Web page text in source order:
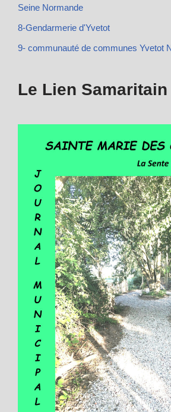
Seine Normande
8-Gendarmerie d'Yvetot
9- communauté de communes Yvetot
Le Lien Samaritain